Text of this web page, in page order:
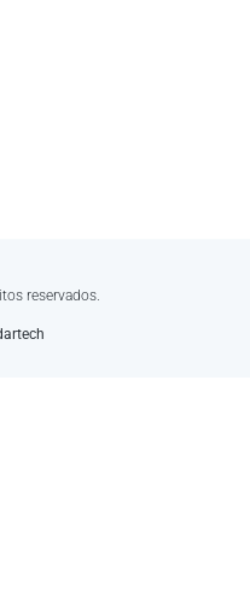
reservados.